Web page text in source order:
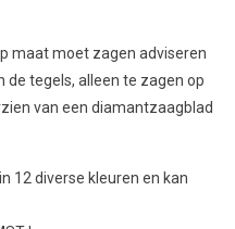
maat moet zagen adviseren
de tegels, alleen te zagen op
van een diamantzaagblad
12 diverse kleuren en kan